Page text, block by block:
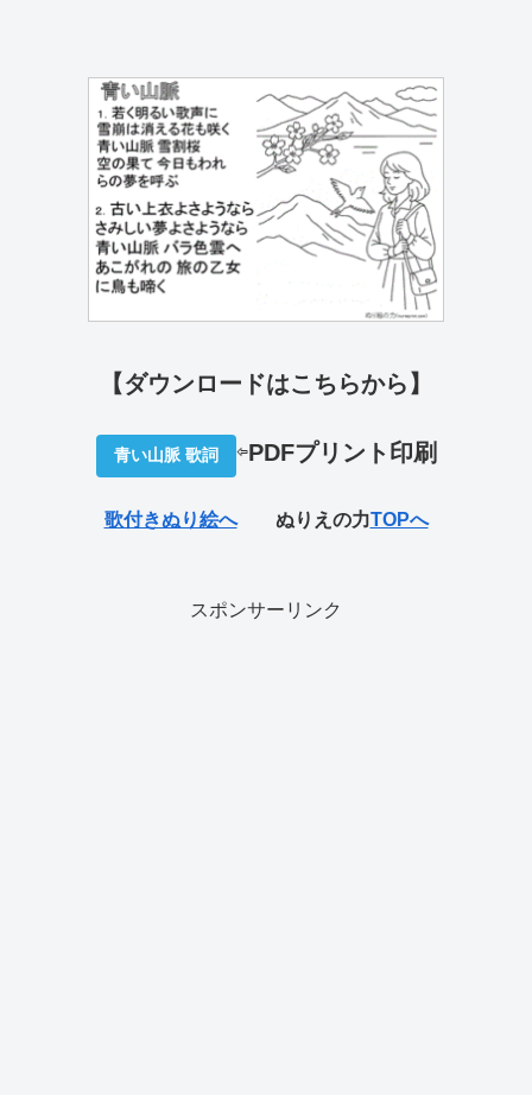
【ダウンロードはこちらから】
青い山脈 歌詞 ⇦PDFプリ ント印刷
歌付きぬり絵へぬりえの力TOPへ
スポンサーリンク